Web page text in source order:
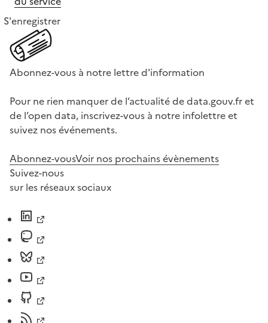
S'enregistrer
Abonnez-vous à notre lettre d'information
Pour ne rien manquer de l’actualité de data.gouv.fr et
de l’open data, inscrivez-vous à notre infolettre et
suivez nos événements.
Abonnez-vousVoir nos prochains évènements
Suivez-nous
sur les réseaux sociaux